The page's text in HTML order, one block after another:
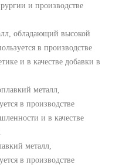
и производстве
обладающий высокой
в производстве
и в качестве добавки в
металл,
в производстве
и в качестве
металл,
в производстве